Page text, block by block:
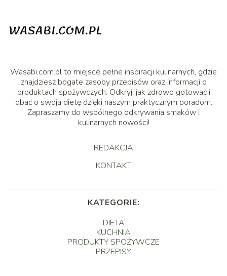
Wasabi.com.pl to miejsce pełne inspiracji kulinarnych, gdzie
znajdziesz bogate zasoby przepisów oraz informacji o
produktach spożywczych. Odkryj, jak zdrowo gotować i
dbać o swoją dietę dzięki naszym praktycznym poradom.
Zapraszamy do wspólnego odkrywania smaków i
kulinarnych nowości!
REDAKCJA
KONTAKT
KATEGORIE:
DIETA
KUCHNIA
PRODUKTY SPOŻYWCZE
PRZEPISY